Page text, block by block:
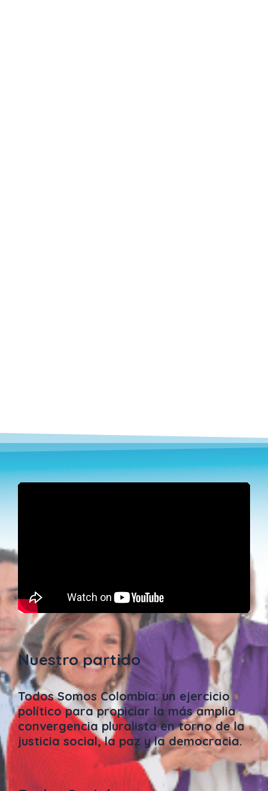
Nuestro partido
Todos Somos Colombia: un ejercicio
político para propiciar la más amplia
convergencia pluralista en torno de la
justicia social, la paz y la democracia.